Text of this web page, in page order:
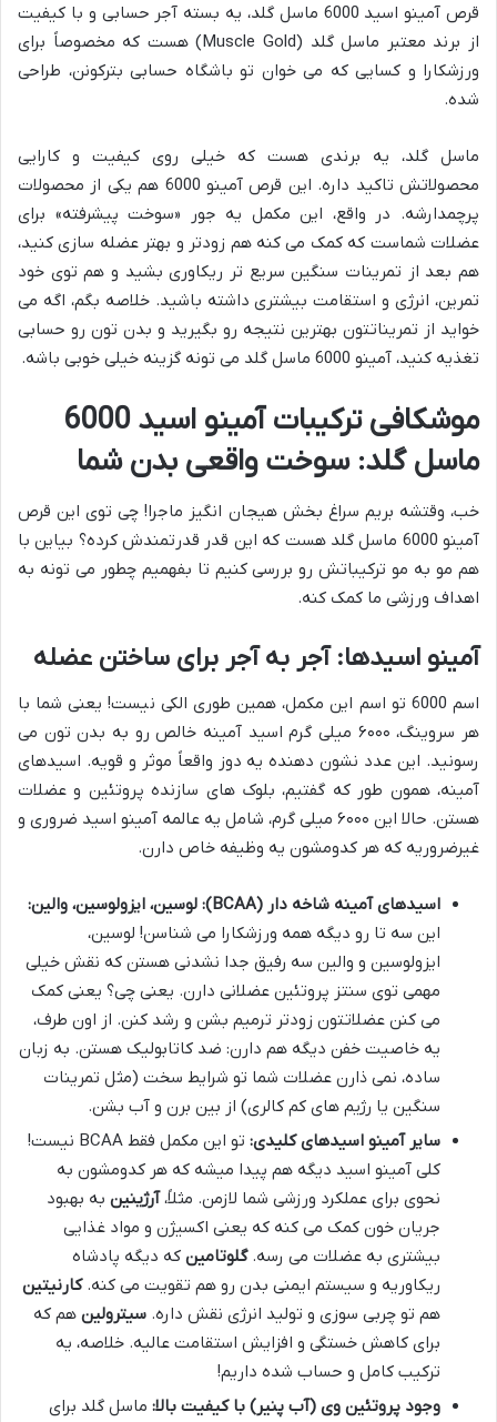
قرص آمینو اسید 6000 ماسل گلد، یه بسته آجر حسابی و با کیفیت
از برند معتبر ماسل گلد (Muscle Gold) هست که مخصوصاً برای
ورزشکارا و کسایی که می خوان تو باشگاه حسابی بترکونن، طراحی
شده.
ماسل گلد، یه برندی هست که خیلی روی کیفیت و کارایی
محصولاتش تاکید داره. این قرص آمینو 6000 هم یکی از محصولات
پرچمدارشه. در واقع، این مکمل یه جور «سوخت پیشرفته» برای
عضلات شماست که کمک می کنه هم زودتر و بهتر عضله سازی کنید،
هم بعد از تمرینات سنگین سریع تر ریکاوری بشید و هم توی خود
تمرین، انرژی و استقامت بیشتری داشته باشید. خلاصه بگم، اگه می
خواید از تمریناتتون بهترین نتیجه رو بگیرید و بدن تون رو حسابی
تغذیه کنید، آمینو 6000 ماسل گلد می تونه گزینه خیلی خوبی باشه.
موشکافی ترکیبات آمینو اسید 6000
ماسل گلد: سوخت واقعی بدن شما
خب، وقتشه بریم سراغ بخش هیجان انگیز ماجرا! چی توی این قرص
آمینو 6000 ماسل گلد هست که این قدر قدرتمندش کرده؟ بیاین با
هم مو به مو ترکیباتش رو بررسی کنیم تا بفهمیم چطور می تونه به
اهداف ورزشی ما کمک کنه.
آمینو اسیدها: آجر به آجر برای ساختن عضله
اسم 6000 تو اسم این مکمل، همین طوری الکی نیست! یعنی شما با
هر سروینگ، ۶۰۰۰ میلی گرم اسید آمینه خالص رو به بدن تون می
رسونید. این عدد نشون دهنده یه دوز واقعاً موثر و قویه. اسیدهای
آمینه، همون طور که گفتیم، بلوک های سازنده پروتئین و عضلات
هستن. حالا این ۶۰۰۰ میلی گرم، شامل یه عالمه آمینو اسید ضروری و
غیرضروریه که هر کدومشون یه وظیفه خاص دارن.
اسیدهای آمینه شاخه دار (BCAA): لوسین، ایزولوسین، والین:
این سه تا رو دیگه همه ورزشکارا می شناسن! لوسین،
ایزولوسین و والین سه رفیق جدا نشدنی هستن که نقش خیلی
مهمی توی سنتز پروتئین عضلانی دارن. یعنی چی؟ یعنی کمک
می کنن عضلاتتون زودتر ترمیم بشن و رشد کنن. از اون طرف،
یه خاصیت خفن دیگه هم دارن: ضد کاتابولیک هستن. به زبان
ساده، نمی ذارن عضلات شما تو شرایط سخت (مثل تمرینات
سنگین یا رژیم های کم کالری) از بین برن و آب بشن.
سایر آمینو اسیدهای کلیدی:
تو این مکمل فقط BCAA نیست!
کلی آمینو اسید دیگه هم پیدا میشه که هر کدومشون به
نحوی برای عملکرد ورزشی شما لازمن. مثلاً،آرژینین به بهبود
جریان خون کمک می کنه که یعنی اکسیژن و مواد غذایی
بیشتری به عضلات می رسه.گلوتامین که دیگه پادشاه
ریکاوریه و سیستم ایمنی بدن رو هم تقویت می کنه.کارنیتین
هم تو چربی سوزی و تولید انرژی نقش داره. سیترولین هم که
برای کاهش خستگی و افزایش استقامت عالیه. خلاصه، یه
ترکیب کامل و حساب شده داریم!
وجود پروتئین وی (آب پنیر) با کیفیت بالا: ماسل گلد برای